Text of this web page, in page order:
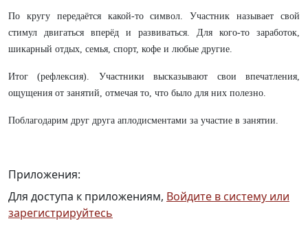
По кругу передаётся какой-то символ. Участник называет свой
стимул двигаться вперёд и развиваться. Для кого-то заработок,
шикарный отдых, семья, спорт, кофе и любые другие.
Итог (рефлексия). Участники высказывают свои впечатления,
ощущения от занятий, отмечая то, что было для них полезно.
Поблагодарим друг друга аплодисментами за участие в занятии.
Приложения:
Для доступа к приложениям, Войдите в систему или
зарегистрируйтесь